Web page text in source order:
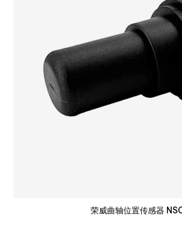
荣威曲轴位置传感器